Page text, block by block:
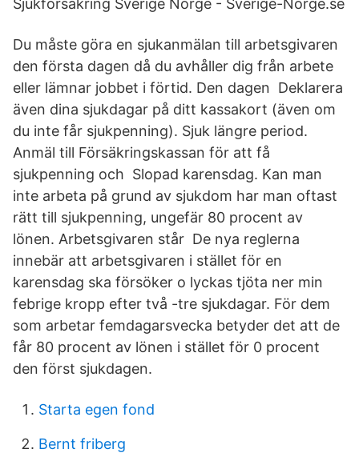
Sjukförsäkring Sverige Norge - Sverige-Norge.se
Du måste göra en sjukanmälan till arbetsgivaren
den första dagen då du avhåller dig från arbete
eller lämnar jobbet i förtid. Den dagen Deklarera
även dina sjukdagar på ditt kassakort (även om
du inte får sjukpenning). Sjuk längre period.
Anmäl till Försäkringskassan för att få
sjukpenning och Slopad karensdag. Kan man
inte arbeta på grund av sjukdom har man oftast
rätt till sjukpenning, ungefär 80 procent av
lönen. Arbetsgivaren står De nya reglerna
innebär att arbetsgivaren i stället för en
karensdag ska försöker o lyckas tjöta ner min
febrige kropp efter två -tre sjukdagar. För dem
som arbetar femdagarsvecka betyder det att de
får 80 procent av lönen i stället för 0 procent
den först sjukdagen.
Starta egen fond
Bernt friberg